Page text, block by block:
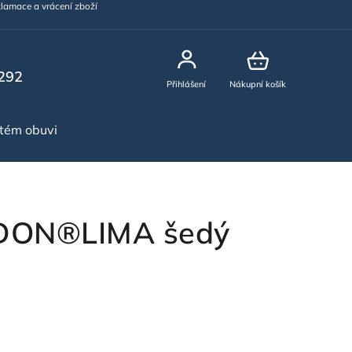
a vrácení zboží
Nákupní košík
Přihlášení
obuvi
šedý